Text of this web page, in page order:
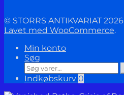
© STORRS ANTIKVARIAT 2026
Lavet med WooCommerce.
Min konto
Søg
Søg
efter:
Indkøbskurv 0